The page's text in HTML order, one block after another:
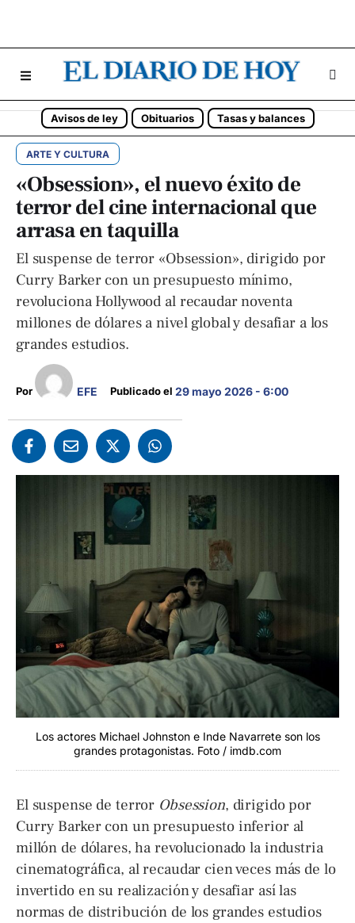
Avisos de ley Obituarios Tasas y balances
ARTE Y CULTURA
«Obsession», el nuevo éxito de
terror del cine internacional que
arrasa en taquilla
El suspense de terror «Obsession», dirigido por
Curry Barker con un presupuesto mínimo,
revoluciona Hollywood al recaudar noventa
millones de dólares a nivel global y desafiar a los
grandes estudios.
Por EFE Publicado el 29 mayo 2026 - 6:00
Los actores Michael Johnston e Inde Navarrete son los
grandes protagonistas. Foto / imdb.com
El suspense de terror Obsession, dirigido por
Curry Barker con un presupuesto inferior al
millón de dólares, ha revolucionado la industria
cinematográfica, al recaudar cien veces más de lo
invertido en su realización y desafiar así las
normas de distribución de los grandes estudios